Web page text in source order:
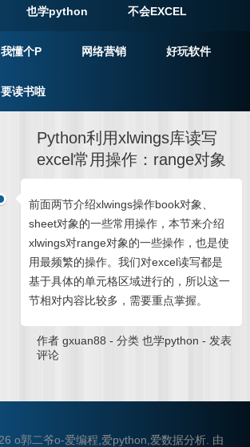
也学python 不会EXCEL
我懂个P 网络营销 好玩软件
要读书啦
Python利用xlwings库读写
excel常用操作：range对象
前面两节介绍xlwings操作book对象、
sheet对象的一些常用操作，本节来介绍
xlwings对range对象的一些操作，也是使
用最频繁的操作。我们对excel读写都是
基于具体的单元格区域进行的，所以这一
节相对内容比较多，需要重点掌握。
作者gxuan88 -分类也学python - 发表
评论
o郭二爷o-爱编程,爱python,爱数据分析 由